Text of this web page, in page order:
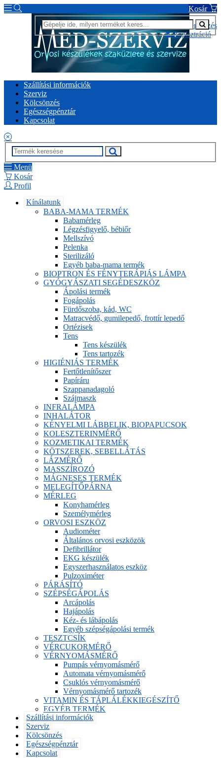
Kosár
Bejelentkezés
Regisztráció
Szállítási információk
Szerviz
Kölcsönzés
Egészségpénztár
Kapcsolat
Menü
Kosár
Profil
Kínálatunk
BABA-MAMA TERMÉK
Babamérleg
Légzésfigyelő, bébiőr
Mellszívó
Pelenka
Sterilizáló
Egyéb baba-mama termék
BIOPTRON ÉS FÉNYTERÁPIÁS LÁMPA
GYÓGYÁSZATI SEGÉDESZKÖZ
Ápolási termék
Fogápolás
Fürdőszoba, kád, WC
Matracvédő, gumilepedő, frottír lepedő
Ortézisek
Tens
Tens készülék
Tens tartozék
HIGIÉNIÁS TERMÉK
Fertőtlenítőszer
Papíráru
Szappanadagoló
Szájmaszk
INFRALÁMPA
INHALÁTOR
KÉNYELMI LÁBBELIK, BIOPAPUCSOK
KOLESZTERINMÉRŐ
KOZMETIKAI TERMÉK
KÖTSZEREK, SEBELLÁTÁS
LÁZMÉRŐ
MASSZÍROZÓ
MÁGNESES TERMÉK
MELEGÍTŐPÁRNA
MÉRLEG
Konyhamérleg
Személymérleg
ORVOSI ESZKÖZ
Audiométer
Általános orvosi eszközök
Defibrillátor
EKG készülék
Egyszerhasználatos eszköz
Pulzoximéter
PÁRÁSÍTÓ
SZÉPSÉGÁPOLÁS
Arcápolás
Hajápolás
Kéz- és lábápolás
Egyéb szépségápolási termék
TESZTCSÍK
VÉRCUKORMÉRŐ
VÉRNYOMÁSMÉRŐ
Pumpás vérnyomásmérő
Automata vérnyomásmérő
Csuklós vérnyomásmérő
Vérnyomásmérő tartozék
VITAMIN ÉS TÁPLÁLÉKKIEGÉSZÍTŐ
EGYÉB TERMÉK
Szállítási információk
Szerviz
Kölcsönzés
Egészségpénztár
Kapcsolat